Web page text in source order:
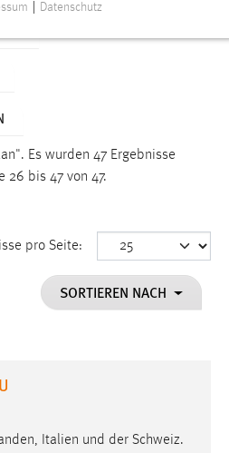
Es wurden 47 Ergebnisse
26 bis 47 von 47.
pro Seite:
SORTIEREN NACH
Italien und der Schweiz.
die einwandfreie Funktion der
die ausgewählten Einverständnis-
Datenschutz